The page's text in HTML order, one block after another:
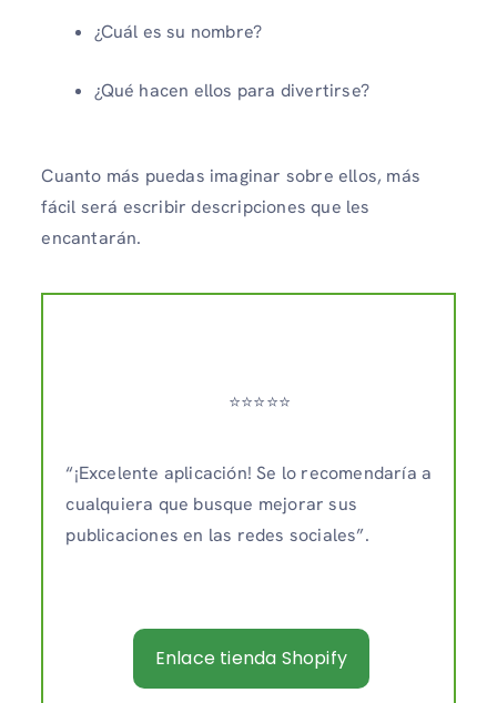
¿Cuál es su nombre?
¿Qué hacen ellos para divertirse?
Cuanto más puedas imaginar sobre ellos, más
fácil será escribir descripciones que les
encantarán.
⭐️⭐️⭐️⭐️⭐️
“¡Excelente aplicación! Se lo recomendaría a
cualquiera que busque mejorar sus
publicaciones en las redes sociales”.
Enlace tienda Shopify